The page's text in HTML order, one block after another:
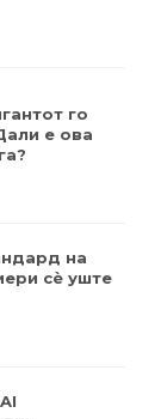
го
е ова
на
​​сè уште